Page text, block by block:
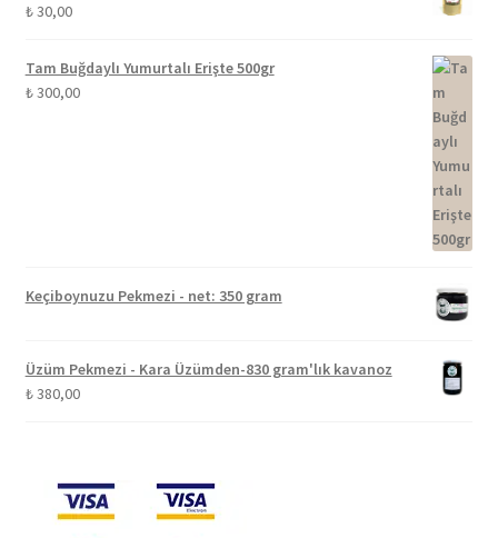
₺30,00
Tam Buğdaylı Yumurtalı Erişte 500gr
₺300,00
Keçiboynuzu Pekmezi - net: 350 gram
Üzüm Pekmezi - Kara Üzümden-830 gram'lık kavanoz
₺380,00